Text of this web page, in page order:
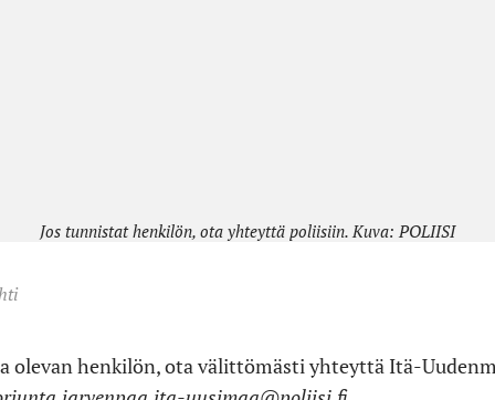
Jos tunnistat henkilön, ota yhteyttä poliisiin. Kuva: POLIISI
olevan henkilön, ota välittömästi yhteyttä Itä-